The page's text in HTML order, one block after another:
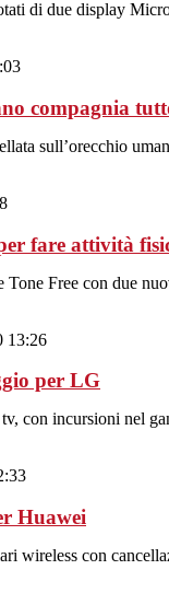
di due display
compagnia
sull’orecchio
fare attività
Free con due
13:26
per LG
con incursioni nel
Huawei
wireless con